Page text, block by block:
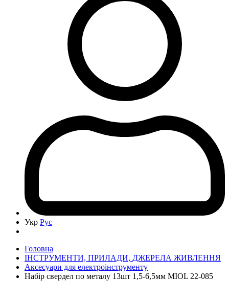
Укр Рус
Головна
ІНСТРУМЕНТИ, ПРИЛАДИ, ДЖЕРЕЛА ЖИВЛЕННЯ
Аксесуари для електроінструменту
Набір свердел по металу 13шт 1,5-6,5мм MIOL 22-085